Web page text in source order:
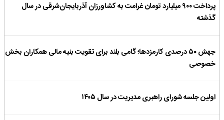
پرداخت ۹۰۰ میلیارد تومان غرامت به کشاورزان آذربایجان‌شرقی در سال
گذشته
جهش ۵۰ درصدی کارمزدها؛ گامی بلند برای تقویت بنیه مالی همکاران بخش
خصوصی
اولین جلسه شورای راهبری مدیریت در سال ۱۴۰۵